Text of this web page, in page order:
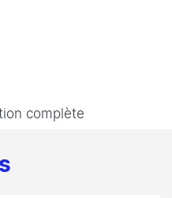
complète